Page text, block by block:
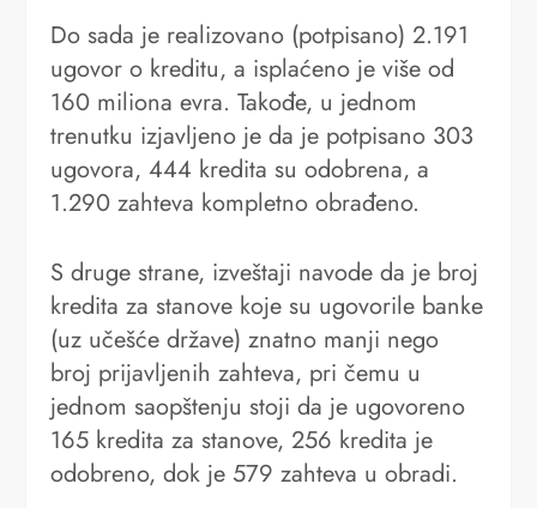
Do sada je realizovano (potpisano) 2.191
ugovor o kreditu, a isplaćeno je više od
160 miliona evra. Takođe, u jednom
trenutku izjavljeno je da je potpisano 303
ugovora, 444 kredita su odobrena, a
1.290 zahteva kompletno obrađeno.
S druge strane, izveštaji navode da je broj
kredita za stanove koje su ugovorile banke
(uz učešće države) znatno manji nego
broj prijavljenih zahteva, pri čemu u
jednom saopštenju stoji da je ugovoreno
165 kredita za stanove, 256 kredita je
odobreno, dok je 579 zahteva u obradi.